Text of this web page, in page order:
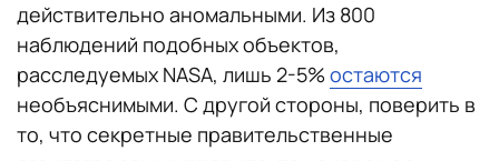
действительно аномальными. Из 800
наблюдений подобных объектов,
расследуемых NASA, лишь 2-5% остаются
необъяснимыми. С другой стороны, поверить в
то, что секретные правительственные